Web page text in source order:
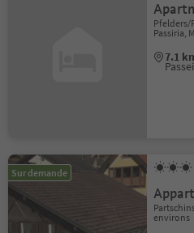
Pfelders/
Passiria,
7.1
Sur demande
environs